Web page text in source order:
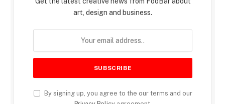
art, design and business.
By signing up, you agree to the our terms and our